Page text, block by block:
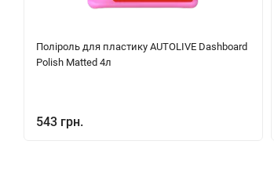
Поліроль для пластику AUTOLIVE Dashboard
Polish Matted 4л
543 грн.